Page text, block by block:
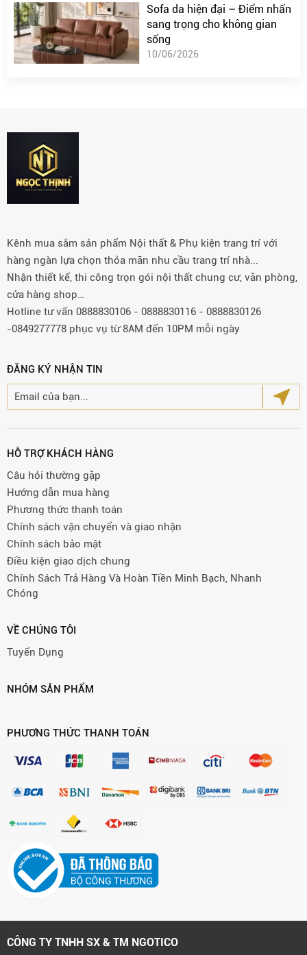
Sofa da hiện đại – Điểm nhấn
sang trọng cho không gian
sống
10/06/2026
Kênh mua sắm sản phẩm Nội thất & Phụ kiện trang trí với
hàng ngàn lựa chọn thỏa mãn nhu cầu trang trí nhà...
Nhận thiết kế, thi công trọn gói nội thất chung cư, văn phòng,
cửa hàng shop…
Hotline tư vấn 0888830106 - 0888830116 - 0888830126
-0849277778 phục vụ từ 8AM đến 10PM mỗi ngày
ĐĂNG KÝ NHẬN TIN
HỖ TRỢ KHÁCH HÀNG
Câu hỏi thường gặp
Hướng dẫn mua hàng
Phương thức thanh toán
Chính sách vận chuyển và giao nhận
Chính sách bảo mật
Điều kiện giao dịch chung
Chính Sách Trả Hàng Và Hoàn Tiền Minh Bạch, Nhanh
Chóng
VỀ CHÚNG TÔI
Tuyển Dụng
NHÓM SẢN PHẨM
PHƯƠNG THỨC THANH TOÁN
CÔNG TY TNHH SX & TM NGOTICO